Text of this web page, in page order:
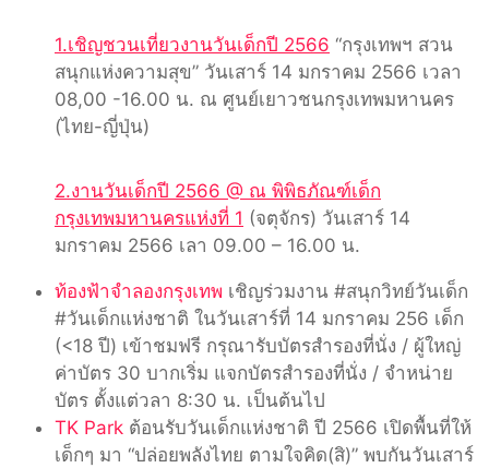
1.เชิญชวนเที่ยวงานวันเด็กปี 2566 “กรุงเทพฯ สวน
สนุกแห่งความสุข” วันเสาร์ 14 มกราคม 2566 เวลา
08,00 -16.00 น. ณ ศูนย์เยาวชนกรุงเทพมหานคร
(ไทย-ญี่ปุ่น)
2.งานวันเด็กปี 2566 @ ณ พิพิธภัณฑ์เด็ก
กรุงเทพมหานครแห่งที่ 1 (จตุจักร) วันเสาร์ 14
มกราคม 2566 เลา 09.00 – 16.00 น.
ท้องฟ้าจำลองกรุงเทพ เชิญร่วมงาน #สนุกวิทย์วันเด็ก
#วันเด็กแห่งชาติ ในวันเสาร์ที่ 14 มกราคม 256 เด็ก
(<18 ปี) เข้าชมฟรี กรุณารับบัตรสำรองที่นั่ง / ผู้ใหญ่
ค่าบัตร 30 บากเริ่ม แจกบัตรสำรองที่นั่ง / จำหน่าย
บัตร ตั้งแต่วลา 8:30 น. เป็นต้นไป
TK Park ต้อนรับวันเด็กแห่งชาติ ปี 2566 เปิดพื้นที่ให้
เด็กๆ มา “ปล่อยพลังไทย ตามใจคิด(สิ)” พบกันวันเสาร์